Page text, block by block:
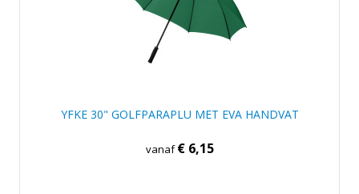
YFKE 30" GOLFPARAPLU MET EVA HANDVAT
vanaf€ 6,15